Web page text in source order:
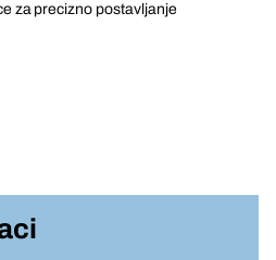
za precizno postavljanje